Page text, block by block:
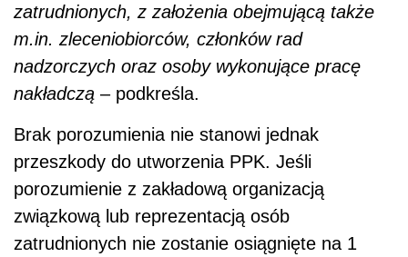
zatrudnionych, z założenia obejmującą także
m.in. zleceniobiorców, członków rad
nadzorczych oraz osoby wykonujące pracę
nakładczą – podkreśla.
Brak porozumienia nie stanowi jednak
przeszkody do utworzenia PPK. Jeśli
porozumienie z zakładową organizacją
związkową lub reprezentacją osób
zatrudnionych nie zostanie osiągnięte na 1